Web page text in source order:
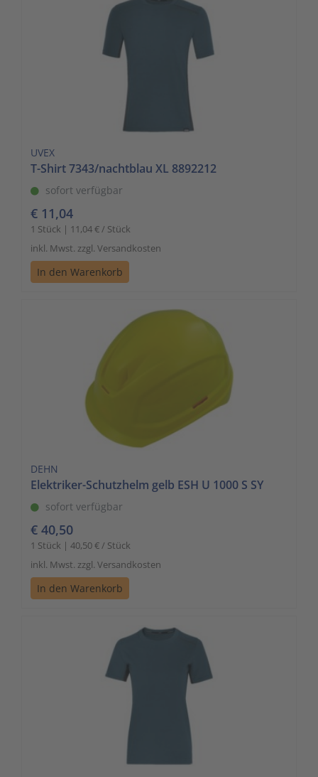
UVEX
T-Shirt 7343/nachtblau XL 8892212
sofort verfügbar
€ 11,04
1 Stück | 11,04 € / Stück
inkl. Mwst. zzgl. Versandkosten
In den Warenkorb
DEHN
Elektriker-Schutzhelm gelb ESH U 1000 S SY
sofort verfügbar
€ 40,50
1 Stück | 40,50 € / Stück
inkl. Mwst. zzgl. Versandkosten
In den Warenkorb